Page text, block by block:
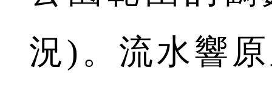
況)。流水響